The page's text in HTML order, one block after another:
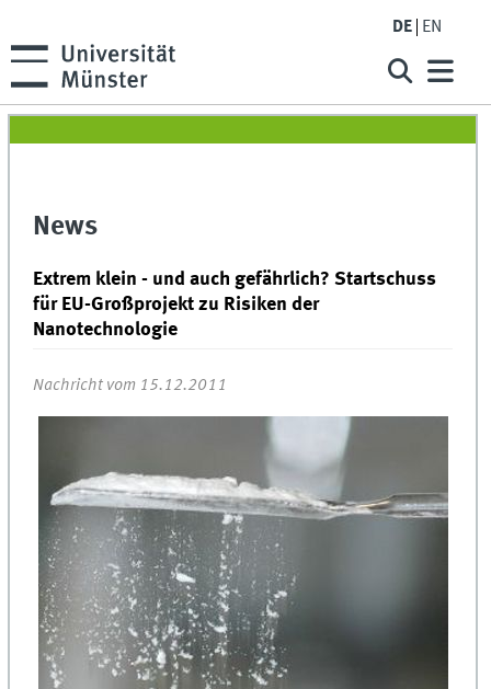
DE EN
News
Extrem klein - und auch gefährlich? Startschuss
für EU-Großprojekt zu Risiken der
Nanotechnologie
Nachricht vom 15.12.2011